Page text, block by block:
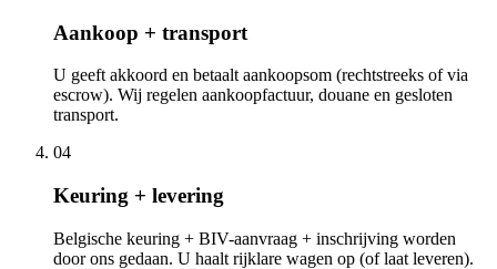
Aankoop + transport
U geeft akkoord en betaalt aankoopsom (rechtstreeks of via
escrow). Wij regelen aankoopfactuur, douane en gesloten
transport.
04
Keuring + levering
Belgische keuring + BIV-aanvraag + inschrijving worden
door ons gedaan. U haalt rijklare wagen op (of laat leveren).